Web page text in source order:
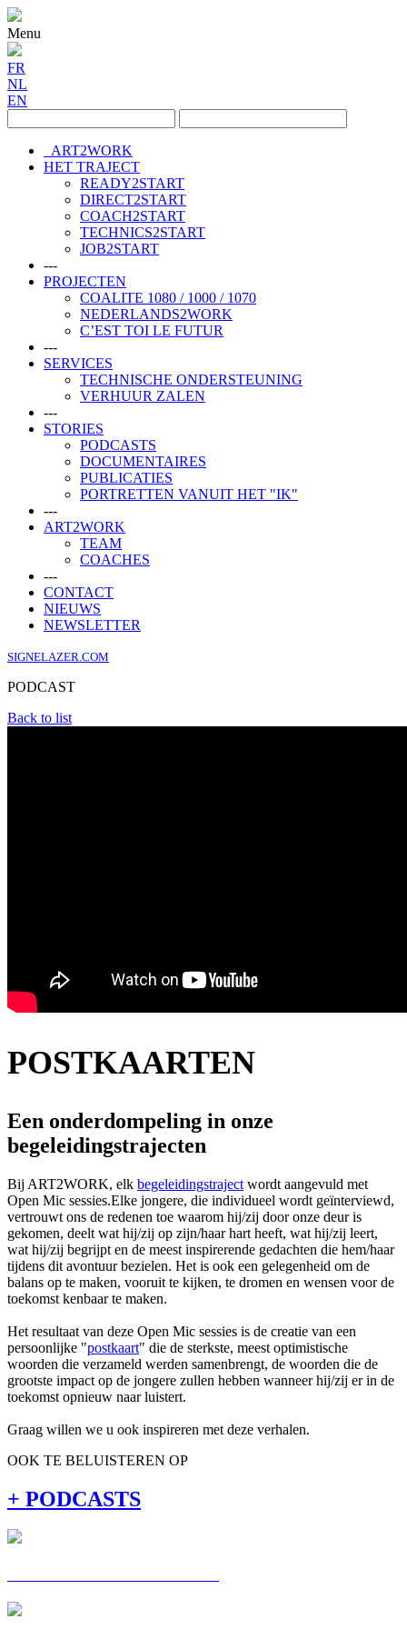
Menu
FR
NL
EN
ART2WORK
HET TRAJECT
READY2START
DIRECT2START
COACH2START
TECHNICS2START
JOB2START
---
PROJECTEN
COALITE 1080 / 1000 / 1070
NEDERLANDS2WORK
C’EST TOI LE FUTUR
---
SERVICES
TECHNISCHE ONDERSTEUNING
VERHUUR ZALEN
---
STORIES
PODCASTS
DOCUMENTAIRES
PUBLICATIES
PORTRETTEN VANUIT HET "IK"
---
ART2WORK
TEAM
COACHES
---
CONTACT
NIEUWS
NEWSLETTER
SIGNELAZER.COM
PODCAST
Back to list
POSTKAARTEN
Een onderdompeling in onze
begeleidingstrajecten
Bij ART2WORK, elk begeleidingstraject wordt aangevuld met
Open Mic sessies.Elke jongere, die individueel wordt geïnterviewd,
vertrouwt ons de redenen toe waarom hij/zij door onze deur is
gekomen, deelt wat hij/zij op zijn/haar hart heeft, wat hij/zij leert,
wat hij/zij begrijpt en de meest inspirerende gedachten die hem/haar
tijdens dit avontuur bezielen. Het is ook een gelegenheid om de
balans op te maken, vooruit te kijken, te dromen en wensen voor de
toekomst kenbaar te maken.
Het resultaat van deze Open Mic sessies is de creatie van een
persoonlijke "postkaart" die de sterkste, meest optimistische
woorden die verzameld werden samenbrengt, de woorden die de
grootste impact op de jongere zullen hebben wanneer hij/zij er in de
toekomst opnieuw naar luistert.
Graag willen we u ook inspireren met deze verhalen.
OOK TE BELUISTEREN OP
+ PODCASTS